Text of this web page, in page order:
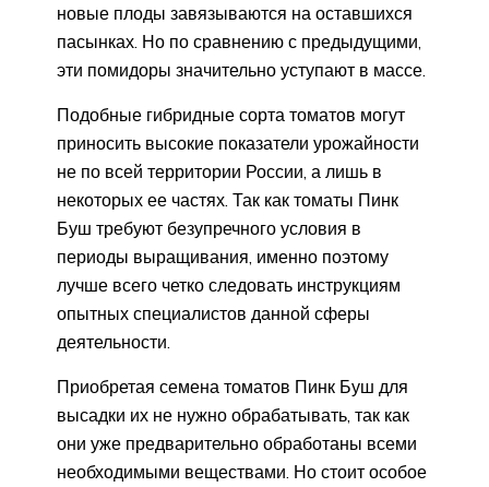
новые плоды завязываются на оставшихся
пасынках. Но по сравнению с предыдущими,
эти помидоры значительно уступают в массе.
Подобные гибридные сорта томатов могут
приносить высокие показатели урожайности
не по всей территории России, а лишь в
некоторых ее частях. Так как томаты Пинк
Буш требуют безупречного условия в
периоды выращивания, именно поэтому
лучше всего четко следовать инструкциям
опытных специалистов данной сферы
деятельности.
Приобретая семена томатов Пинк Буш для
высадки их не нужно обрабатывать, так как
они уже предварительно обработаны всеми
необходимыми веществами. Но стоит особое